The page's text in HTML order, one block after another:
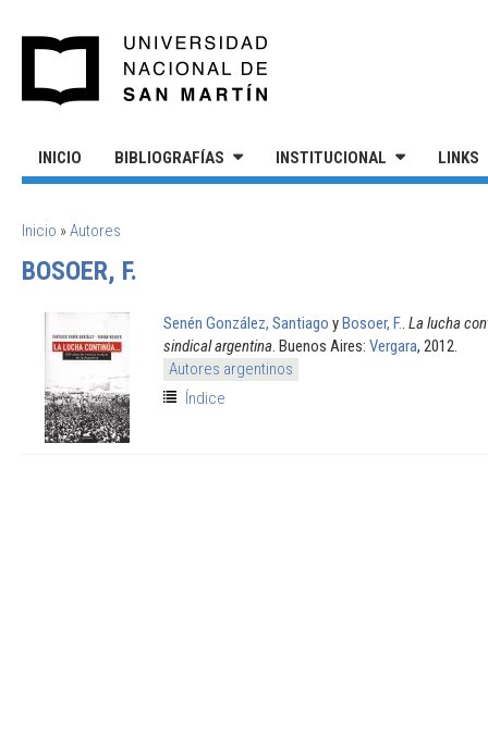
INICIO BIBLIOGRAFÍAS INSTITUCIONAL LINKS
SE ENCUENTRA USTED AQUÍ
Inicio »Autores
BOSOER, F.
Senén González, Santiago yBosoer, F. La lucha
sindical argentina . Buenos Aires: Vergara, 2012.
Autores argentinos
Índice